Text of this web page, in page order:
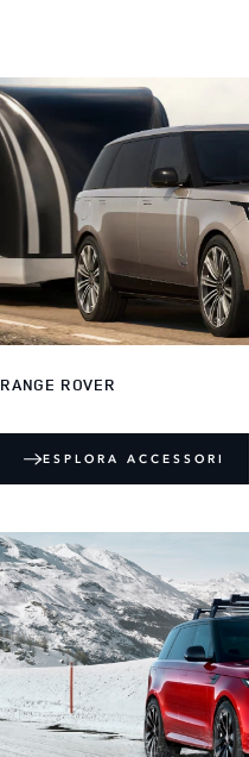
RANGE ROVER
ESPLORA ACCESSORI